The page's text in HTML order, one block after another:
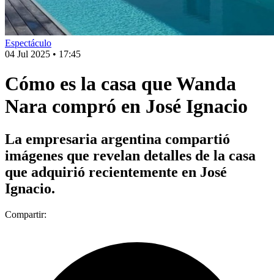
Espectáculo
04 Jul 2025 • 17:45
Cómo es la casa que Wanda
Nara compró en José Ignacio
La empresaria argentina compartió
imágenes que revelan detalles de la casa
que adquirió recientemente en José
Ignacio.
Compartir: